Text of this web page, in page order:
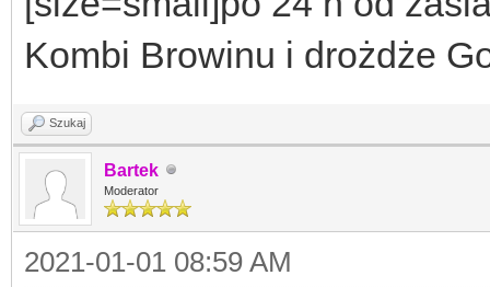
Kombi Browinu i drożdże
Szukaj
Bartek
Moderator
2021-01-01 08:59 AM